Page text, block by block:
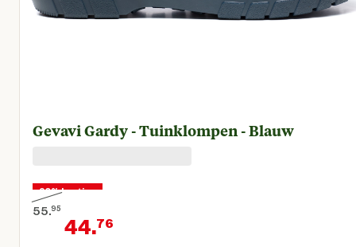
Gevavi Gardy - Tuinklompen - Blauw
20% korting
55.95
Oorspronkelijke prijs € 55,95
44.76